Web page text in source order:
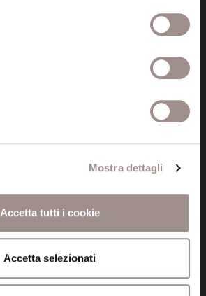
Mostra dettagli
Accetta tutti i cookie
Accetta selezionati